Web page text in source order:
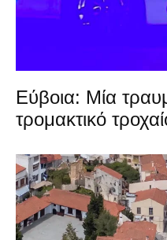
Εύβοια: Μία
τρομακτικό